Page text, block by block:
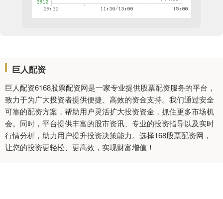
巨人配资
巨人配资6168股票配资网是一家专业提供股票配资服务的平台，
致力于为广大投资者提供便捷、高效的资金支持。我们通过安全
可靠的配资方案，帮助用户灵活扩大投资资金，抓住更多市场机
会。同时，平台提供丰富的股市资讯、专业的投资指导以及实时
行情分析，助力用户提升投资决策能力。选择168股票配资网，
让您的投资更轻松、更高效，实现财富增值！